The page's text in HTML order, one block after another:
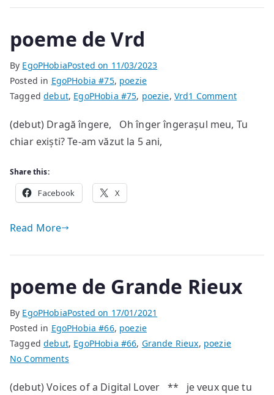
poeme de Vrd
By EgoPHobiaPosted on 11/03/2023
Posted in EgoPHobia #75, poezie
Taggeddebut, EgoPHobia #75, poezie, Vrd1 Commenton
de
(debut) Dragă îngere, Oh înger îngerașul meu, Tu
chiar exiști? Te-am văzut la 5 ani,
Share this:
Facebook X
Read More
poeme de Grande Rieux
By EgoPHobiaPosted on 17/01/2021
Posted in EgoPHobia #66, poezie
Taggeddebut, EgoPHobia #66, Grande Rieux, poezie
No Commentson
de
(debut) Voices of a Digital Lover ** je veux que tu